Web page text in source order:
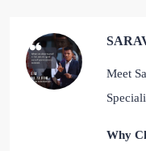
Meet
Why